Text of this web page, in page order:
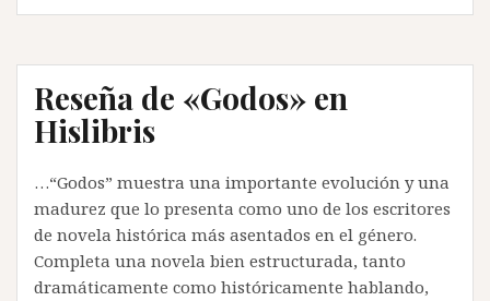
«Godos»
20
minutos
Reseña de «Godos» en
Hislibris
…“Godos” muestra una importante evolución y una
madurez que lo presenta como uno de los escritores
de novela histórica más asentados en el género.
Completa una novela bien estructurada, tanto
dramáticamente como históricamente hablando,